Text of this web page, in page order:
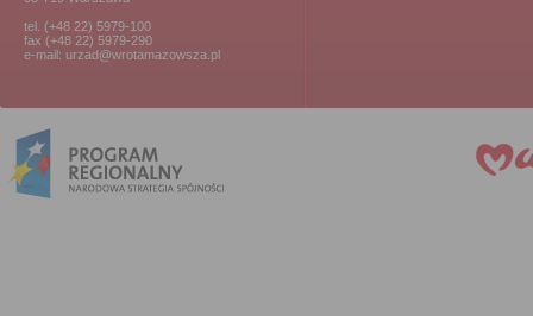
tel. (+48 22) 5979-100
fax (+48 22) 5979-290
e-mail: urzad@wrotamazowsza.pl